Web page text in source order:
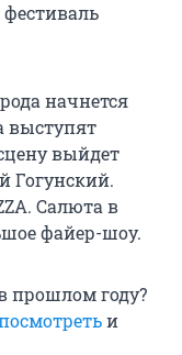
начнется
выступят
выйдет
Гогунский.
Салюта в
файер-шоу.
прошлом году?
и